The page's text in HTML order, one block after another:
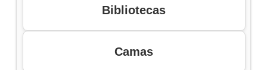
Bibliotecas
Camas